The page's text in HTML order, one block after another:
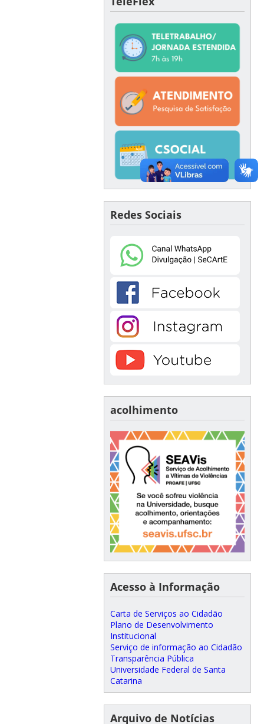
Redes Sociais
acolhimento
Acesso à Informação
Carta de Serviços ao Cidadão
Plano de Desenvolvimento
Institucional
Serviço de informação ao Cidadão
Transparência Pública
Universidade Federal de Santa
Catarina
Arquivo de Notícias